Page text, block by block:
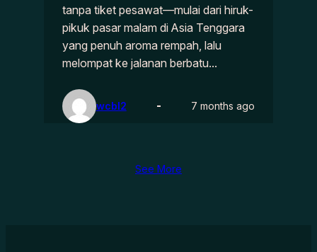
tanpa tiket pesawat—mulai dari hiruk-
pikuk pasar malam di Asia Tenggara
yang penuh aroma rempah, lalu
melompat ke jalanan berbatu…
wcbl2 7 months ago
See More